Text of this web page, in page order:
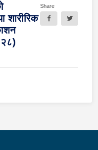
शारीरिक
Share